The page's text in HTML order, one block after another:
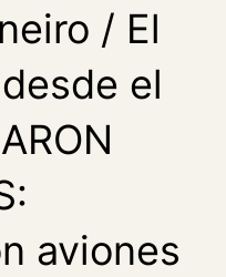
/ El
el
aviones